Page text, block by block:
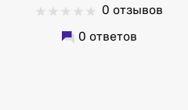
0 отзывов
0 ответов